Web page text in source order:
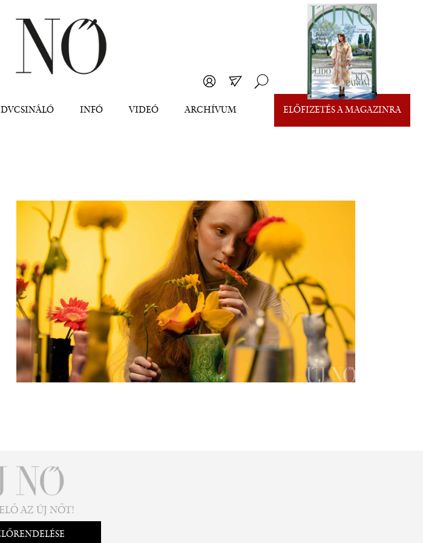
INFÓ VIDEÓ ARCHÍVUM ELŐFIZETÉS A MAGAZINRA
AZ ÚJ NŐT!